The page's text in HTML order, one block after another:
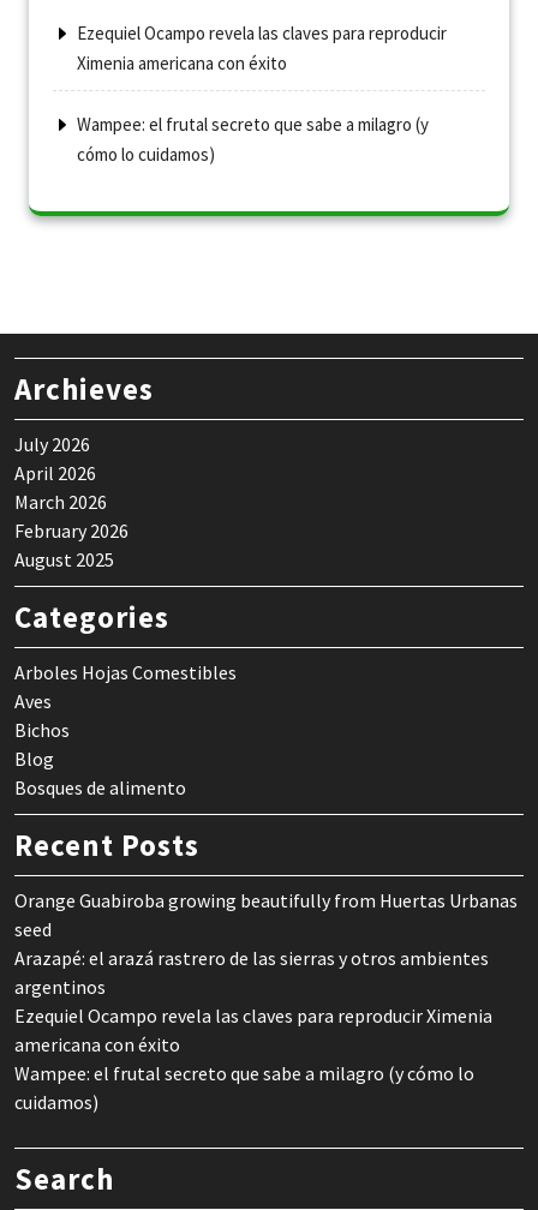
Ezequiel Ocampo revela las claves para reproducir
Ximenia americana con éxito
Wampee: el frutal secreto que sabe a milagro (y
cómo lo cuidamos)
Archieves
July 2026
April 2026
March 2026
February 2026
August 2025
Categories
Arboles Hojas Comestibles
Aves
Bichos
Blog
Bosques de alimento
Recent Posts
Orange Guabiroba growing beautifully from Huertas Urbanas
seed
Arazapé: el arazá rastrero de las sierras y otros ambientes
argentinos
Ezequiel Ocampo revela las claves para reproducir Ximenia
americana con éxito
Wampee: el frutal secreto que sabe a milagro (y cómo lo
cuidamos)
Search